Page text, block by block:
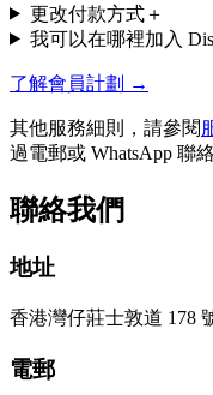
更改付款方式＋
我可以在哪裡加入
了解會員計劃 →
其他服務細則，請參閱
過電郵或 WhatsApp 聯
聯絡我們
地址
香港灣仔莊士敦道 178
電郵